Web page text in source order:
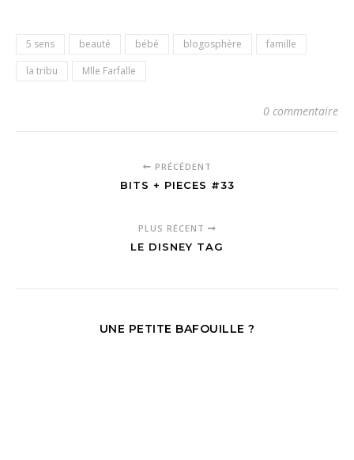
5 sens beauté bébé blogosphère
famille
la tribu
Mlle Farfalle
0 commentaire
PRÉCÉDENT
BITS + PIECES #33
PLUS RÉCENT
LE DISNEY TAG
UNE PETITE BAFOUILLE ?